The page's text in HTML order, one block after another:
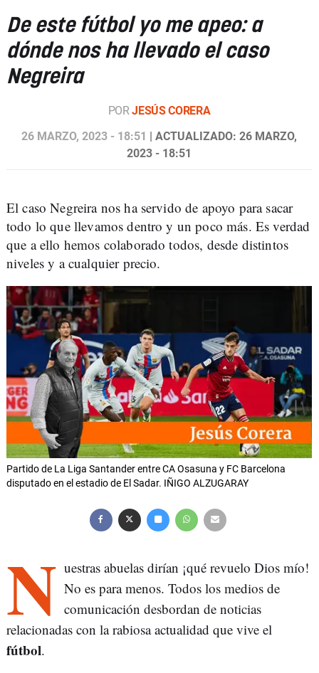
De este fútbol yo me apeo: a
dónde nos ha llevado el caso
Negreira
PORJESÚS CORERA
26 MARZO, 2023 - 18:51
| ACTUALIZADO: 26 MARZO,
2023 - 18:51
El caso Negreira nos ha servido de apoyo para sacar
todo lo que llevamos dentro y un poco más. Es verdad
que a ello hemos colaborado todos, desde distintos
niveles y a cualquier precio.
Partido de La Liga Santander entre CA Osasuna y FC Barcelona
disputado en el estadio de El Sadar. IÑIGO ALZUGARAY
N uestras abuelas dirían ¡qué revuelo Dios mío!
No es para menos. Todos los medios de
comunicación desbordan de noticias
relacionadas con la rabiosa actualidad que vive el
fútbol.